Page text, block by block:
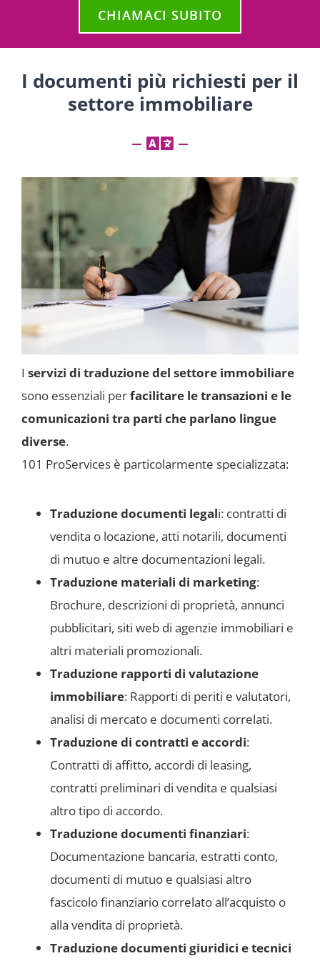
CHIAMACI SUBITO
I documenti più richiesti per il
settore immobiliare
I servizi di traduzione del settore immobiliare
sono essenziali perfacilitare le transazioni e le
comunicazioni tra parti che parlano lingue
diverse.
101 ProServices è particolarmente specializzata:
Traduzione documenti legali: contratti di
vendita o locazione, atti notarili, documenti
di mutuo e altre documentazioni legali.
Traduzione materiali di marketing:
Brochure, descrizioni di proprietà, annunci
pubblicitari, siti web di agenzie immobiliari e
altri materiali promozionali.
Traduzione rapporti di valutazione
immobiliare: Rapporti di periti e valutatori,
analisi di mercato e documenti correlati.
Traduzione di contratti e accordi:
Contratti di affitto, accordi di leasing,
contratti preliminari di vendita e qualsiasi
altro tipo di accordo.
Traduzione documenti finanziari:
Documentazione bancaria, estratti conto,
documenti di mutuo e qualsiasi altro
fascicolo finanziario correlato all’acquisto o
alla vendita di proprietà.
Traduzione documenti giuridici e tecnici